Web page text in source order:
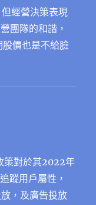
經營決策表現
團隊的和諧，
價也是不給臉
策對於其2022年
蹤用戶屬性，
，及廣告投放